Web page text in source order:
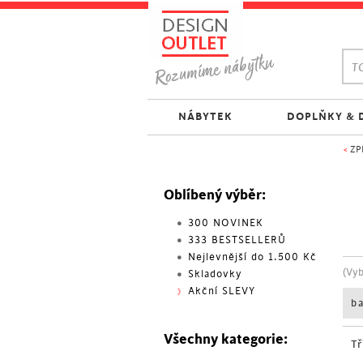
<
Oblíbený výběr:
300 NOVINEK
333 BESTSELLERŮ
Nejlevnější do 1.500 Kč
Skladovky
Akční SLEVY
Všechny kategorie:
NÁBYTEK DOPLŇKY &